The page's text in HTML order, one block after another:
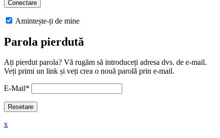
Amintește-ți de mine
Parola pierdută
Ați pierdut parola? Vă rugăm să introduceți adresa dvs. de e-mail.
Veți primi un link și veți crea o nouă parolă prin e-mail.
E-Mail*
x